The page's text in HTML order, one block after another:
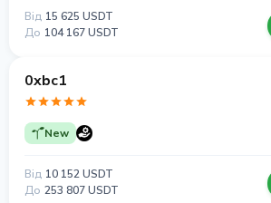
Від 15 625 USDT
До 104 167 USDT
0xbc1
New
Від 10 152 USDT
До 253 807 USDT